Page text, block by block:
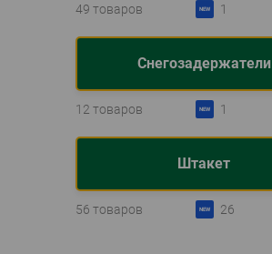
49 товаров 1
Снегозадержатели
12 товаров 1
Штакет
56 товаров 26